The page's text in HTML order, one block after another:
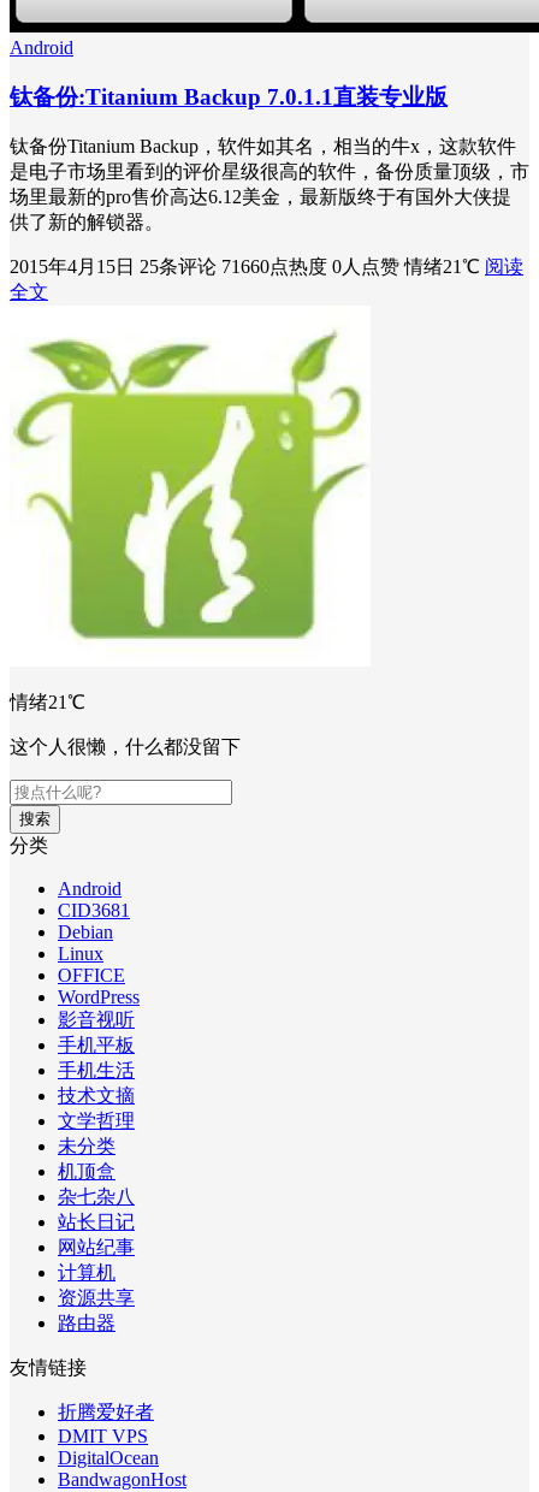
Android
钛备份:Titanium Backup 7.0.1.1直装专业版
钛备份Titanium Backup，软件如其名，相当的牛x，这款软件
是电子市场里看到的评价星级很高的软件，备份质量顶级，市
场里最新的pro售价高达6.12美金，最新版终于有国外大侠提
供了新的解锁器。
2015年4月15日 25条评论 71660点热度 0人点赞 情绪21℃ 阅读
全文
情绪21℃
这个人很懒，什么都没留下
搜索
分类
Android
CID3681
Debian
Linux
OFFICE
WordPress
影音视听
手机平板
手机生活
技术文摘
文学哲理
未分类
机顶盒
杂七杂八
站长日记
网站纪事
计算机
资源共享
路由器
友情链接
折腾爱好者
DMIT VPS
DigitalOcean
BandwagonHost